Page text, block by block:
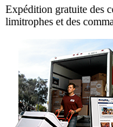
Expédition gratuite des
limitrophes et des